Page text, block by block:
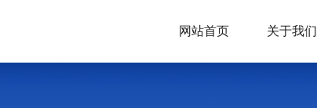
网站首页 关于我们